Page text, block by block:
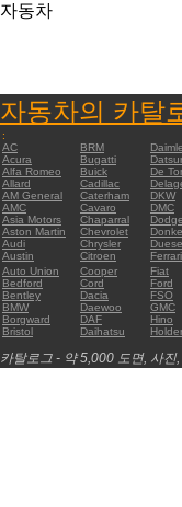
자동차
자동차의 카탈
:
AC
BRM
Acura
Bugatti
Alfa Romeo
Buick De
Allard
Cadillac
AM General
Caterham DKW
AMC
Cavaro DMC
Asia Motors
Chaparral Dodge
Aston Martin
Chevrolet
Audi
Chrysler
Austin
Citroen Ferrari
Auto Union
Cooper Fiat
Bedford
Cord Ford
Bentley
Dacia FSO
BMW
Daewoo GMC
Borgward
DAF Hino
Bristol
Daihatsu
카탈로그 - 약 5,000 도면, 사